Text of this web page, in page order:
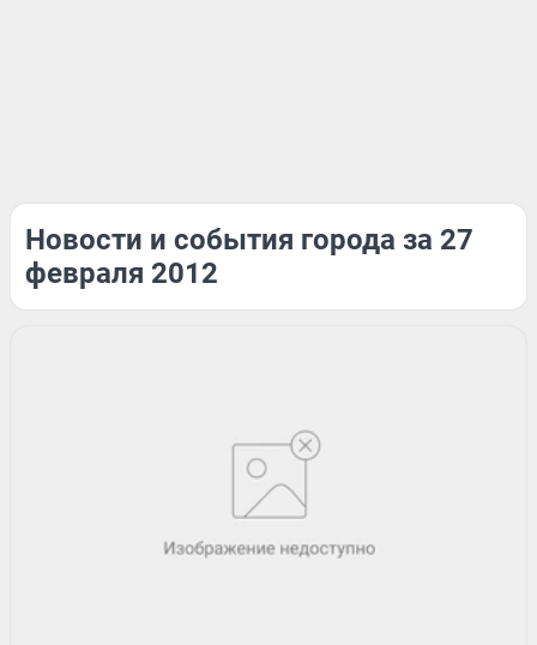
Новости и события города за 27
февраля 2012